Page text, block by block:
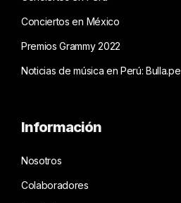
Conciertos en México
Premios Grammy 2022
Noticias de música en Perú: Bulla.pe
Información
Nosotros
Colaboradores